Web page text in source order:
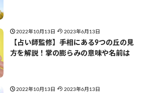
2022年10月13日 2023年6月13日
【占い師監修】手相にある9つの丘の見
方を解説！掌の膨らみの意味や名前は
2022年10月13日 2023年6月13日